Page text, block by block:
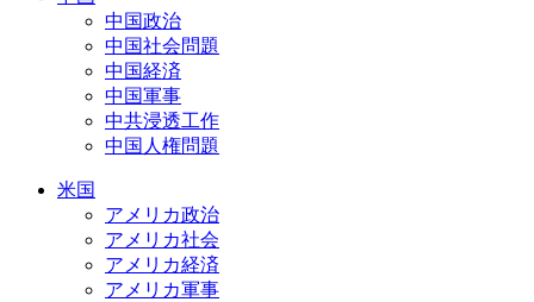
中国政治
中国社会問題
中国経済
中国軍事
中共浸透工作
中国人権問題
米国
アメリカ政治
アメリカ社会
アメリカ経済
アメリカ軍事